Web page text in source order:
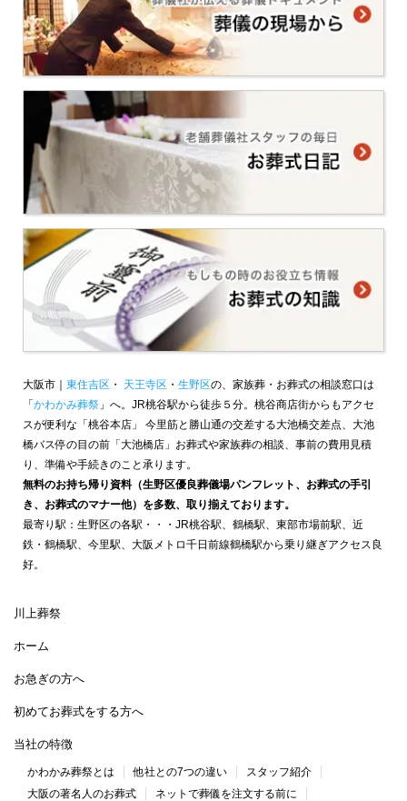
大阪市｜ 東住吉区 ・ 天王寺区 ・ 生野区の、家族葬・お葬式の相談窓口は
「かわかみ葬祭 」へ。JR桃谷駅から徒歩５分。桃谷商店街からもアクセ
スが便利な「桃谷本店」 今里筋と勝山通の交差する大池橋交差点、大池
橋バス停の目の前「大池橋店」お葬式や家族葬の相談、事前の費用見積
り、準備や手続きのこと承ります。
無料のお持ち帰り資料（生野区優良葬儀場パンフレット、お葬式の手引
き、お葬式のマナー他）を多数、取り揃えております。
最寄り駅：生野区の各駅・・・JR桃谷駅、鶴橋駅、東部市場前駅、近
鉄・鶴橋駅、今里駅、大阪メトロ千日前線鶴橋駅から乗り継ぎアクセス良
好。
川上葬祭
ホーム
お急ぎの方へ
初めてお葬式をする方へ
当社の特徴
かわかみ葬祭とは 他社との7つの違い
スタッフ紹介
大阪の著名人のお葬式
ネットで葬儀を注文する前に